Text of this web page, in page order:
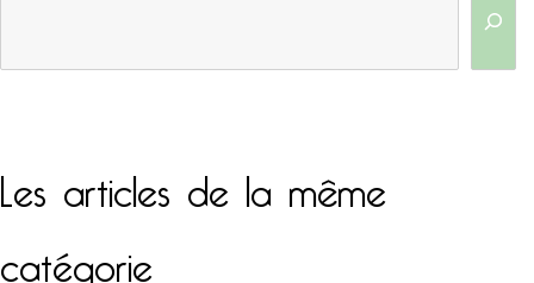
Les articles de la même
catégorie